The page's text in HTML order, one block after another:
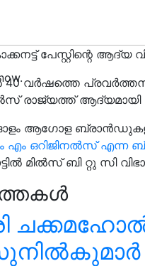
പേസ്റ്റിന്റെ ആദ്യ
വർഷത്തെ പ്രവർത്തന
രാജ്യത്ത് ആദ്യമായി
ഓളം ആഗോള
എം ഒറിജിനൽസ് എന്ന
മിൽസ് ബി റ്റു സി